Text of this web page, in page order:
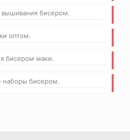
бисером.
оптом.
бисером маки.
бисером.